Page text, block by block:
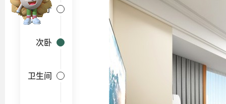
餐厅
次卧
卫生间